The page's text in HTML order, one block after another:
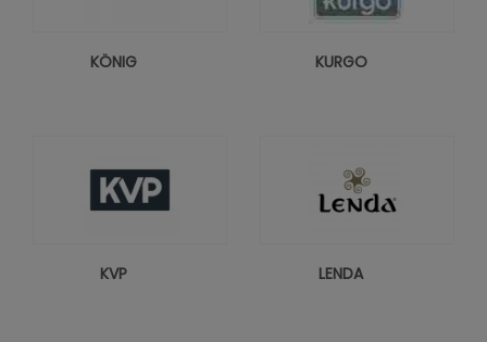
KÖNIG KURGO
KVP LENDA